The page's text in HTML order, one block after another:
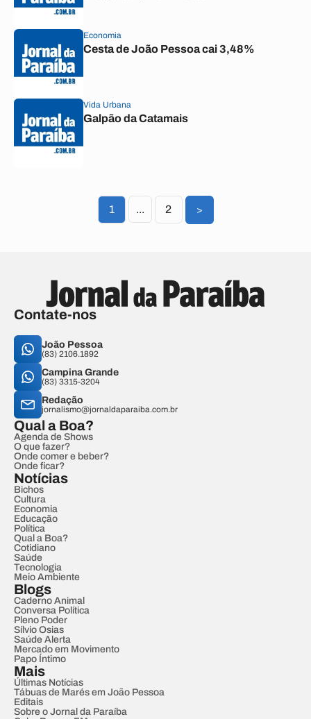
Economia
Cesta de João Pessoa cai 3,48%
Vida Urbana
Galpão da Catamais
1 ... 2 >
Contate-nos
João Pessoa
(83) 2106.1892
Campina Grande
(83) 3315-3204
Redação
jornalismo@jornaldaparaiba.com.br
Qual a Boa?
Agenda de Shows
O que fazer?
Onde comer e beber?
Onde ficar?
Notícias
Bichos
Cultura
Economia
Educação
Política
Qual a Boa?
Cotidiano
Saúde
Tecnologia
Meio Ambiente
Blogs
Caderno Animal
Conversa Política
Pleno Poder
Sílvio Osias
Saúde Alerta
Mercado em Movimento
Papo Íntimo
Mais
Últimas Notícias
Tábuas de Marés em João Pessoa
Editais
Sobre o Jornal da Paraíba